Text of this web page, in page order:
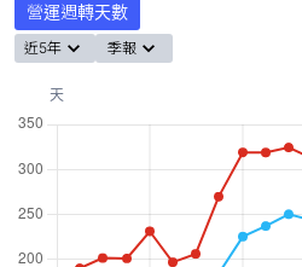
營運週轉天數
近5年 季報